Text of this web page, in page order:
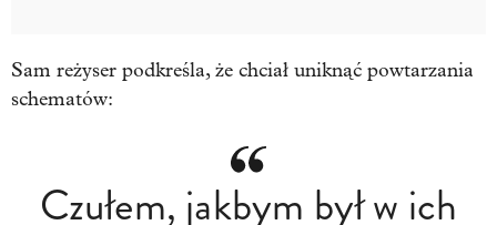
Sam reżyser podkreśla, że chciał uniknąć powtarzania
schematów:
Czułem, jakbym był w ich